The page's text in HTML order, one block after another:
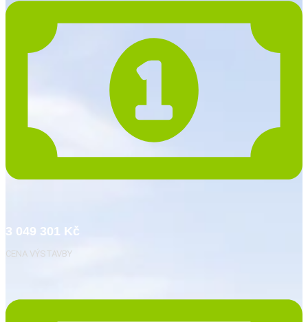
3 049 301 Kč
CENA VÝSTAVBY